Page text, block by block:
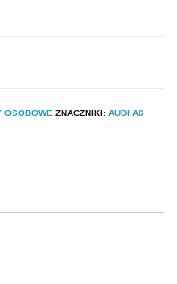
OSOBOWE ZNACZNIKI: AUDI A6